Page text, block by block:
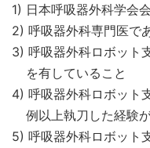
1) 日本呼吸器外科学会
2) 呼吸器外科専門医で
3) 呼吸器外科ロボット
を有していること
4) 呼吸器外科ロボット
例以上執刀した経験
5) 呼吸器外科ロボット